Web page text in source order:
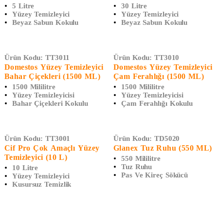
Kokulu (5 L)
5 Litre
Yüzey Temizleyici
Beyaz Sabun Kokulu
Kokulu (30 L)
30 Litre
Yüzey Temizleyici
Beyaz Sabun Kokulu
Ürün Kodu: TT3011
Domestos Yüzey Temizleyici
Bahar Çiçekleri (1500 ML)
1500 Mililitre
Yüzey Temizleyicisi
Bahar Çiçekleri Kokulu
Ürün Kodu: TT3010
Domestos Yüzey Temizleyici
Çam Ferahlığı (1500 ML)
1500 Mililitre
Yüzey Temizleyicisi
Çam Ferahlığı Kokulu
Ürün Kodu: TT3001
Cif Pro Çok Amaçlı Yüzey
Temizleyici (10 L)
10 Litre
Yüzey Temizleyici
Kusursuz Temizlik
Ürün Kodu: TD5020
Glanex Tuz Ruhu (550 ML)
550 Mililitre
Tuz Ruhu
Pas Ve Kireç Sökücü